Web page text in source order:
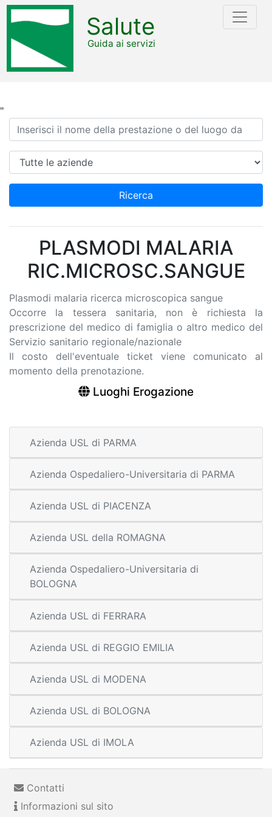
"
Salute
Guida ai servizi
Ricerca
Azienda
Ricerca
PLASMODI MALARIA
RIC.MICROSC.SANGUE
Plasmodi malaria ricerca microscopica sangue
Occorre la tessera sanitaria, non è richiesta la
prescrizione del medico di famiglia o altro medico del
Servizio sanitario regionale/nazionale
Il costo dell'eventuale ticket viene comunicato al
momento della prenotazione.
Luoghi Erogazione
Azienda USL di PARMA
Azienda Ospedaliero-Universitaria di PARMA
Azienda USL di PIACENZA
Azienda USL della ROMAGNA
Azienda Ospedaliero-Universitaria di
BOLOGNA
Azienda USL di FERRARA
Azienda USL di REGGIO EMILIA
Azienda USL di MODENA
Azienda USL di BOLOGNA
Azienda USL di IMOLA
Contatti
Informazioni sul sito